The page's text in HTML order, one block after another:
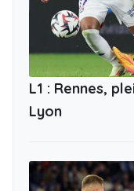
L1 : Rennes,
Lyon